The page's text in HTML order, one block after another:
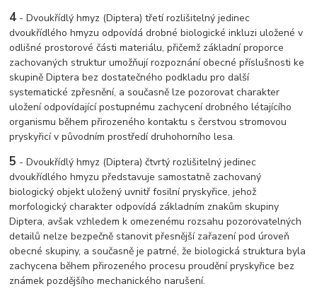
4 - Dvoukřídlý hmyz (Diptera) třetí rozlišitelný jedinec
dvoukřídlého hmyzu odpovídá drobné biologické inkluzi uložené v
odlišné prostorové části materiálu, přičemž základní proporce
zachovaných struktur umožňují rozpoznání obecné příslušnosti ke
skupině Diptera bez dostatečného podkladu pro další
systematické zpřesnění, a současně lze pozorovat charakter
uložení odpovídající postupnému zachycení drobného létajícího
organismu během přirozeného kontaktu s čerstvou stromovou
pryskyřicí v původním prostředí druhohorního lesa.
5 - Dvoukřídlý hmyz (Diptera) čtvrtý rozlišitelný jedinec
dvoukřídlého hmyzu představuje samostatně zachovaný
biologický objekt uložený uvnitř fosilní pryskyřice, jehož
morfologický charakter odpovídá základním znakům skupiny
Diptera, avšak vzhledem k omezenému rozsahu pozorovatelných
detailů nelze bezpečně stanovit přesnější zařazení pod úroveň
obecné skupiny, a současně je patrné, že biologická struktura byla
zachycena během přirozeného procesu proudění pryskyřice bez
známek pozdějšího mechanického narušení.